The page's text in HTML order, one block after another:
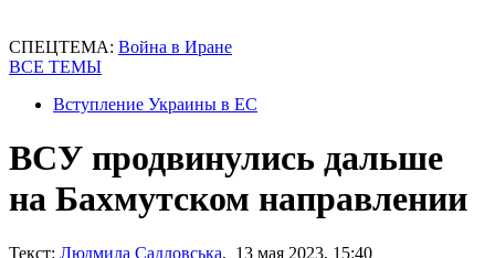
СПЕЦТЕМА: Война в Иране
ВСЕ ТЕМЫ
Вступление Украины в ЕС
ВСУ продвинулись дальше
на Бахмутском направлении
Текст: Людмила Садловська, 13 мая 2023, 15:40